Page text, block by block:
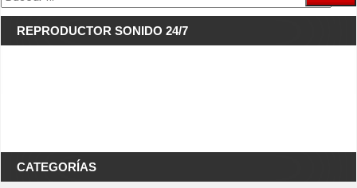
REPRODUCTOR SONIDO 24/7
CATEGORÍAS